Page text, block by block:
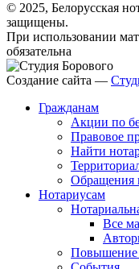
© 2025, Белорусская
защищены.
При использовании
обязательна
Создание сайта —
Гражданам
Акции по
Правовое
Найти
Обращения
Нотариусам
Все
Повышение